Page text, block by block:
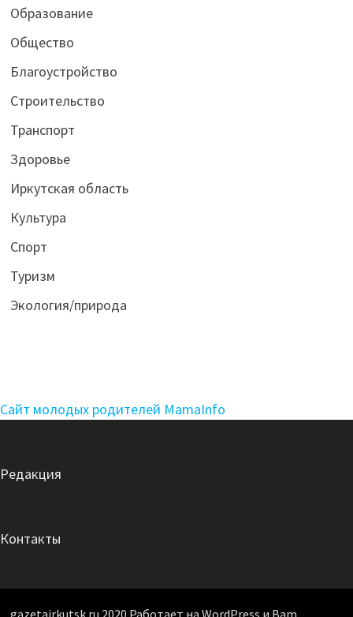
Образование
Общество
Благоустройство
Строительство
Транспорт
Здоровье
Иркутская область
Культура
Спорт
Туризм
Экология/природа
Сайт молодых родителей MamaInfo
Редакция
Контакты
gazetairkutsk.ru 2020 Работает на WordPress и Bam.